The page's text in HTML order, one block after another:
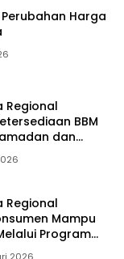
Harga
Regional
BBM
dan
Regional
Mampu
Program
2026